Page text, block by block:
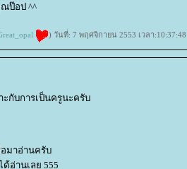
ป๊อป ^^
) วันที่: 7 พฤศจิกายน 2553 เวลา
ะกับการเป็นครูนะครับ
มาอ่านครับ
อ่านเลย 555